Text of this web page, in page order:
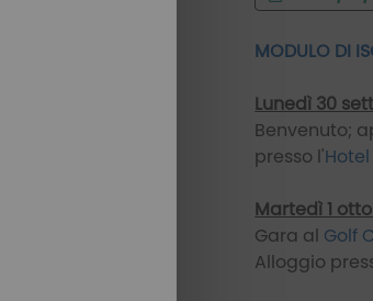
MODULO DI
Lunedì 30
Benvenuto;
presso l'
Martedì 1
Gara al Golf
Alloggio